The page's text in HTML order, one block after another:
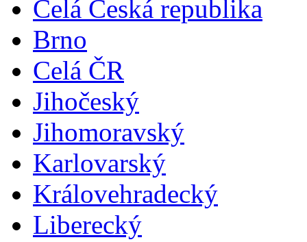
Celá Česká republika
Brno
Celá ČR
Jihočeský
Jihomoravský
Karlovarský
Královehradecký
Liberecký